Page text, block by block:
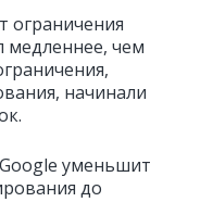
ограничения
медленнее, чем
начинали
уменьшит
до